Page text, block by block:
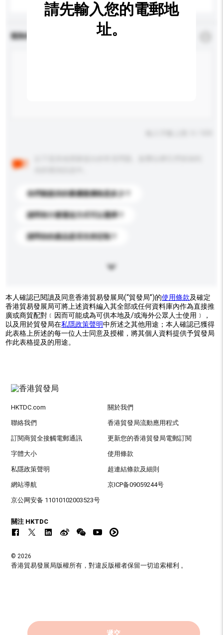
查詢內容
你們能提供的最優惠價格是多少？
請問有什麼運送方式可以選擇？
請問你的產品是否支持定制？
請先輸入您的電郵地
址。
本人確認已閱讀及同意香港貿易發展局(“貿發局”)的使用條款及確定
香港貿易發展局可將上述資料編入其全部或任何資料庫內作為直接推
廣或商貿配對﹝因而可能成為可供本地及/或海外公眾人士使用﹞，
以及用於貿發局在私隱政策聲明中所述之其他用途；本人確認已獲得
此表格上所述的每一位人士同意及授權，將其個人資料提供予貿發局
作此表格提及的用途。
遞交
HKTDC.com 關於我們
聯絡我們 香港貿發局流動應用程式
訂閱商貿全接觸電郵通訊 更新您的香港貿發局電郵訂閱
字體大小 使用條款
私隱政策聲明 超連結條款及細則
網站導航 京ICP备09059244号
京公网安备 11010102003523号
關注 HKTDC
© 2026
香港貿易發展局版權所有，對違反版權者保留一切追索權利 。